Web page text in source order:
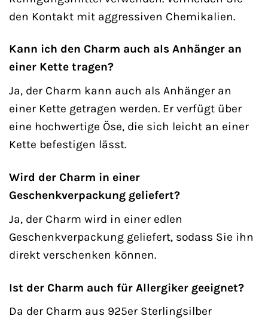
den Kontakt mit aggressiven Chemikalien.
Kann ich den Charm auch als Anhänger an
einer Kette tragen?
Ja, der Charm kann auch als Anhänger an
einer Kette getragen werden. Er verfügt über
eine hochwertige Öse, die sich leicht an einer
Kette befestigen lässt.
Wird der Charm in einer
Geschenkverpackung geliefert?
Ja, der Charm wird in einer edlen
Geschenkverpackung geliefert, sodass Sie ihn
direkt verschenken können.
Ist der Charm auch für Allergiker geeignet?
Da der Charm aus 925er Sterlingsilber